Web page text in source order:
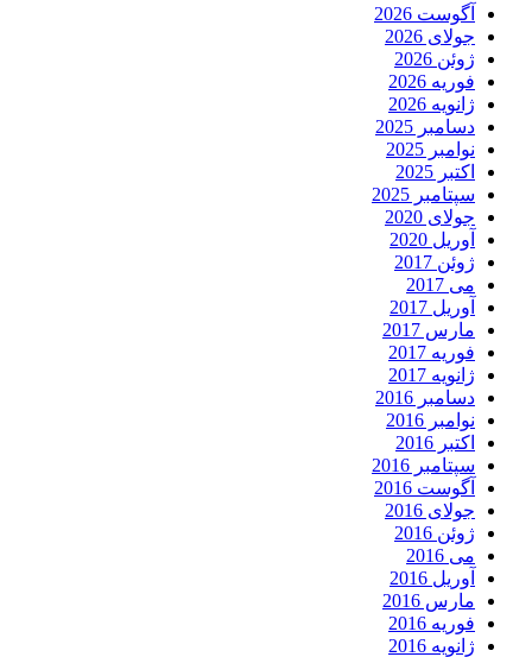
آگوست 2026
جولای 2026
ژوئن 2026
فوریه 2026
ژانویه 2026
دسامبر 2025
نوامبر 2025
اکتبر 2025
سپتامبر 2025
جولای 2020
آوریل 2020
ژوئن 2017
می 2017
آوریل 2017
مارس 2017
فوریه 2017
ژانویه 2017
دسامبر 2016
نوامبر 2016
اکتبر 2016
سپتامبر 2016
آگوست 2016
جولای 2016
ژوئن 2016
می 2016
آوریل 2016
مارس 2016
فوریه 2016
ژانویه 2016